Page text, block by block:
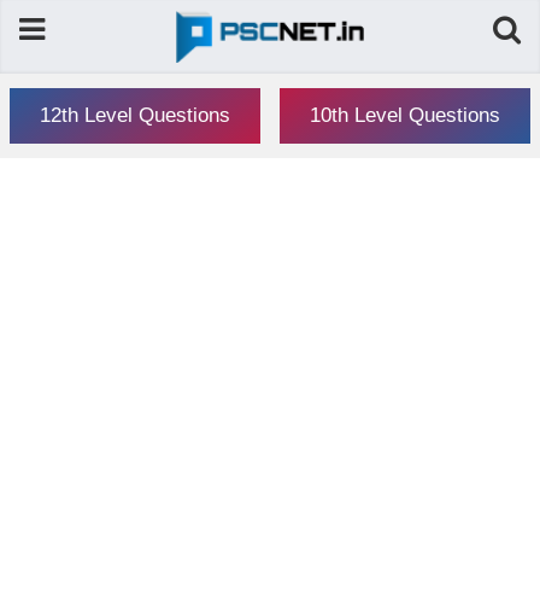
12th Level Questions 10th Level Questions